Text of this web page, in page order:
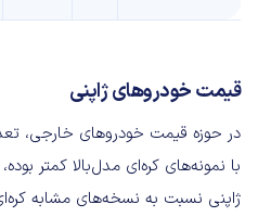
قیمت خودروهای ژاپنی
در حوزه قیمت خودروهای خارجی،
با نمونه‌های کره‌ای مدل‌بالا کمتر
ژاپنی نسبت به نسخه‌های مشابه